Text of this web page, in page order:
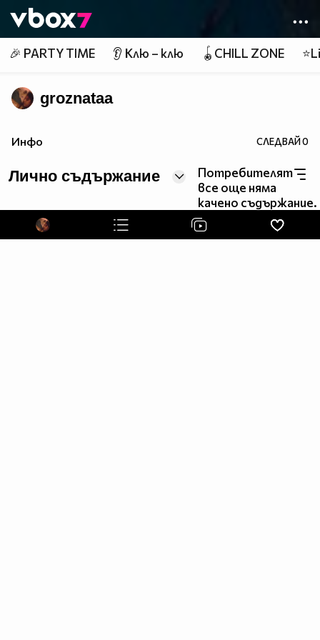
👾
🎉 PARTY TIME 👂 Клю – клю 🪀CHILL ZONE
groznataa
Инфо СЛЕДВАЙ0
Лично съдържание
Потребителят
все още няма
качено съдържание.